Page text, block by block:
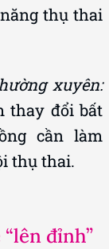
thụ thai
xuyên:
thay đổi bất
cần làm
thụ thai.
đỉnh”